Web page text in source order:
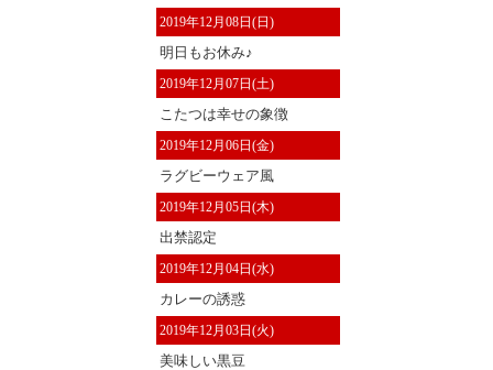
2019年12月08日(日)
明日もお休み♪
2019年12月07日(土)
こたつは幸せの象徴
2019年12月06日(金)
ラグビーウェア風
2019年12月05日(木)
出禁認定
2019年12月04日(水)
カレーの誘惑
2019年12月03日(火)
美味しい黒豆